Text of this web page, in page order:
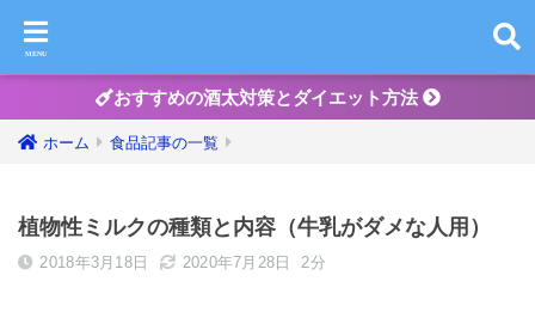
おすすめの酒太対策とダイエット方法
ホーム 食品記事の一覧
植物性ミルクの種類と内容（牛乳がダメな人用）
2018年3月18日 2020年7月28日 2分